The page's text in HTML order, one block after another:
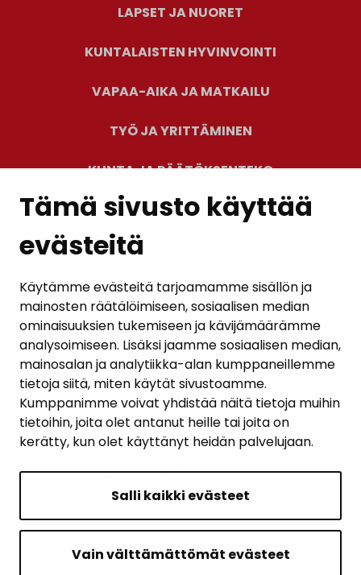
Tämä sivusto käyttää
evästeitä
Käytämme evästeitä tarjoamamme sisällön ja
mainosten räätälöimiseen, sosiaalisen median
ominaisuuksien tukemiseen ja kävijämäärämme
analysoimiseen. Lisäksi jaamme sosiaalisen median,
mainosalan ja analytiikka-alan kumppaneillemme
tietoja siitä, miten käytät sivustoamme.
Kumppanimme voivat yhdistää näitä tietoja muihin
tietoihin, joita olet antanut heille tai joita on
kerätty, kun olet käyttänyt heidän palvelujaan.
Salli kaikki evästeet
Vain välttämättömät evästeet
LAPSET JA NUORET
KUNTALAISTEN HYVINVOINTI
VAPAA-AIKA JA MATKAILU
TYÖ JA YRITTÄMINEN
KUNTA JA PÄÄTÖKSENTEKO
AJANKOHTAISET
YHTEYSTIEDOT
KARTTAPALVELU
SIVUN ALKUUN
Intranet
Saavutettavuusseloste